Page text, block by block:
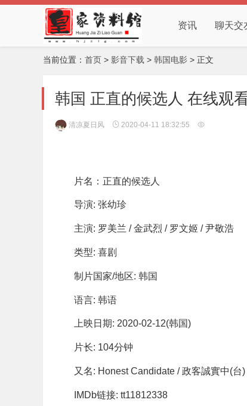
资讯 聊天交
当前位置： 首页 > 影音下载 > 韩国电影 > 正文
韩国 正直的候选人 在线观
清凉夏日风 2020-04-11 18:32:55
片名：正直的候选人
导演: 张幼珍
主演: 罗美兰 / 金武烈 / 罗文姬 / 尹敬浩
类型: 喜剧
制片国家/地区: 韩国
语言: 韩语
上映日期: 2020-02-12(韩国)
片长: 104分钟
又名: Honest Candidate / 政客誠實中(台)
IMDb链接: tt11812338